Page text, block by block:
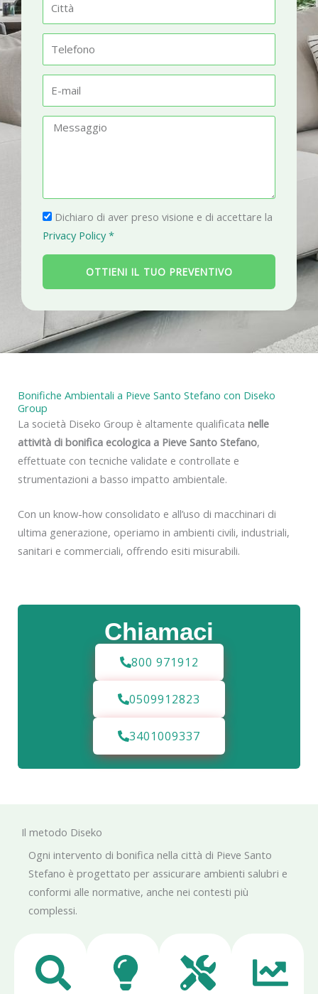
t
à
l
fm
a
g
g
i
P
r
i
a
c
y
Dichiaro di aver preso visione e di accettare la
Privacy Policy *
OTTIENI IL TUO PREVENTIVO
Chiamaci
800 971912
0509912823
3401009337
Bonifiche Ambientali a Pieve Santo Stefano con Diseko
Group
La società Diseko Group è altamente qualificata nelle
attività di bonifica ecologica a Pieve Santo Stefano,
effettuate con tecniche validate e controllate e
strumentazioni a basso impatto ambientale.
Con un know-how consolidato e all’uso di macchinari di
ultima generazione, operiamo in ambienti civili, industriali,
sanitari e commerciali, offrendo esiti misurabili.
Il metodo Diseko
Ogni intervento di bonifica nella città di Pieve Santo
Stefano è progettato per assicurare ambienti salubri e
conformi alle normative, anche nei contesti più
complessi.